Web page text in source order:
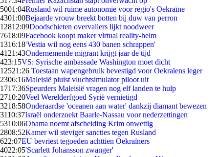
5001:04Rusland wil ruime autonomie voor regio's Oekraïne
4301:00Bejaarde vrouw breekt botten bij duw van perron
12812:09Doodschieten overvallers lijkt noodweer
7618:09Facebook koopt maker virtual reality-helm
1316:18'Vestia wil nog eens 430 banen schrappen'
41 21:43Ondernemende migrant krijgt jaar de tijd
423:15VS: Syrische ambassade Washington moet dicht
12521:26 Toestaan wapengebruik bevestigd voor Oekraïens leger
2306:16Maleisië pluist vluchtsimulator piloot uit
1717:36Speurders Maleisië vragen nog elf landen te hulp
2710:20Veel Werelderfgoed Syrië vernietigd
3218:58Onderaardse 'oceanen aan water' dankzij diamant bewezen
3110:37Israël onderzoekt Baarle-Nassau voor nederzettingen
5310:06Obama noemt afscheiding Krim onwettig
2808:52Kamer wil steviger sancties tegen Rusland
622:07EU bevriest tegoeden achttien Oekraïners
4022:05'Scarlett Johansson zwanger'